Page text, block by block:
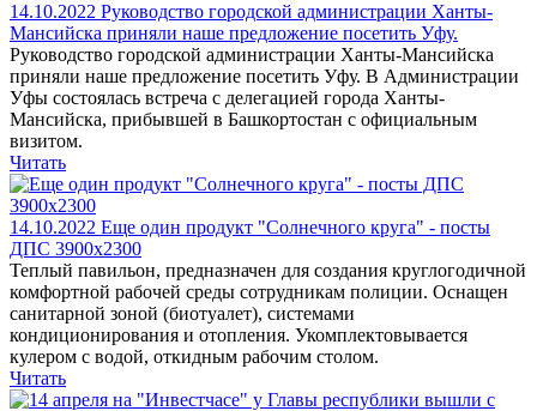
14.10.2022 Руководство городской администрации Ханты-
Мансийска приняли наше предложение посетить Уфу.
Руководство городской администрации Ханты-Мансийска
приняли наше предложение посетить Уфу. В Администрации
Уфы состоялась встреча с делегацией города Ханты-
Мансийска, прибывшей в Башкортостан с официальным
визитом.
Читать
14.10.2022 Еще один продукт "Солнечного круга" - посты
ДПС 3900х2300
Теплый павильон, предназначен для создания круглогодичной
комфортной рабочей среды сотрудникам полиции. Оснащен
санитарной зоной (биотуалет), системами
кондиционирования и отопления. Укомплектовывается
кулером с водой, откидным рабочим столом.
Читать